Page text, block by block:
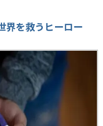
界を救うヒーロー